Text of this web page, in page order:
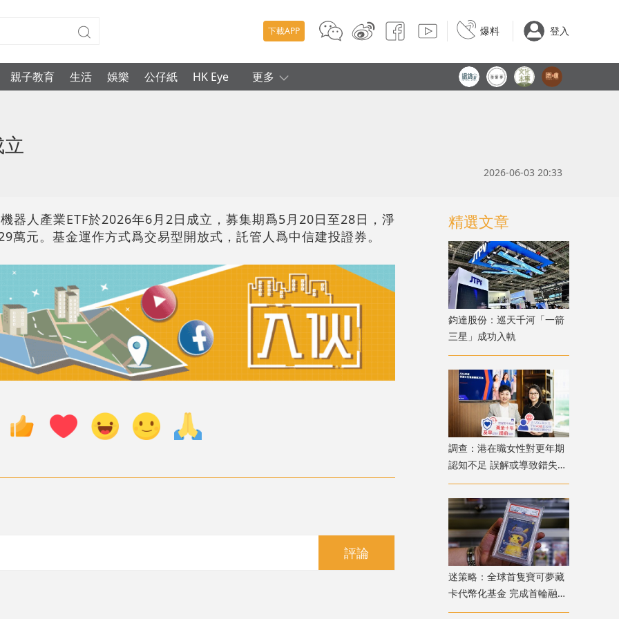
下載APP 爆料 登入
親子教育 生活 娛樂 公仔紙 HK Eye 更多
2026-06-03 20:33
器人產業ETF於2026年6月2日成立，募集期爲5月20日至28日，淨
萬元。基金運作方式爲交易型開放式，託管人爲中信建投證券。
評論
精選文章
鈞達股份：巡天千河「一箭
三星」成功入軌
調查：港在職女性對更年期
認知不足 誤解或導致錯失
「黃金預防期」
迷策略：全球首隻寶可夢藏
卡代幣化基金 完成首輪融資
兼獲超購